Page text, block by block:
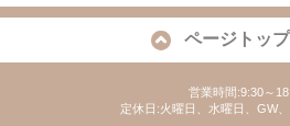
ページトッ
営業時間:9:30～
定休日:火曜日、水曜日、GW